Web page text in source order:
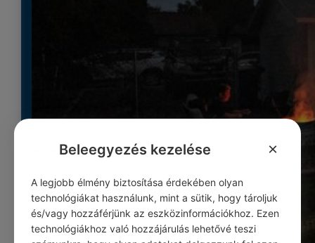
Beleegyezés kezelése ×
A legjobb élmény biztosítása érdekében olyan
technológiákat használunk, mint a sütik, hogy tároljuk
és/vagy hozzáférjünk az eszközinformációkhoz. Ezen
technológiákhoz való hozzájárulás lehetővé teszi